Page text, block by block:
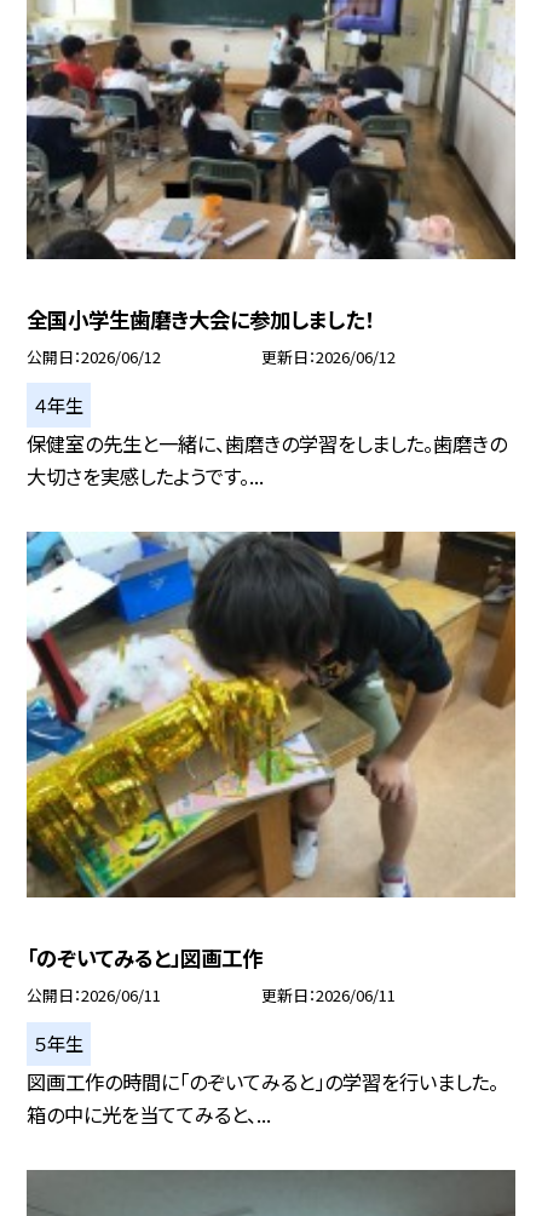
全国小学生歯磨き大会に参加しました！
公開日 2026/06/12 更新日 2026/06/12
４年生
保健室の先生と一緒に、歯磨きの学習をしました。歯磨きの
大切さを実感したようです。...
「のぞいてみると」図画工作
公開日 2026/06/11 更新日 2026/06/11
５年生
図画工作の時間に「のぞいてみると」の学習を行いました。
箱の中に光を当ててみると、...